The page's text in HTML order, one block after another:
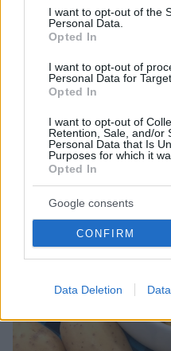
consent section.
I want to opt-out of the
Personal Data.
Opted In
I want to opt-out of
Personal Data for
Opted In
I want to opt-out of
Retention, Sale, and/or
Personal Data that Is
Purposes for which it
Opted In
Google consents
CONFIRM
Data Deletion
12 σούπες με τα υλικά
Το φθινόπωρο είναι μια
όσοι ασχολούμαστε με τη
στην αγορά ξεχωριστές
λατρεύουμε να
κάστανα, κολοκύθες,
κουνουπίδια είναι μόνο
19.11.2022, 09:00